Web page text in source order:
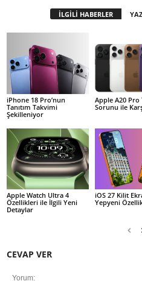
İLGİLİ HABERLER
iPhone 18 Pro’nun
Tanıtım Takvimi
Şekilleniyor
Apple A20 Pro
Sorunu ile
Apple Watch Ultra 4
Özellikleri ile İlgili Yeni
Detaylar
iOS 27 Kilit
Yepyeni
CEVAP VER